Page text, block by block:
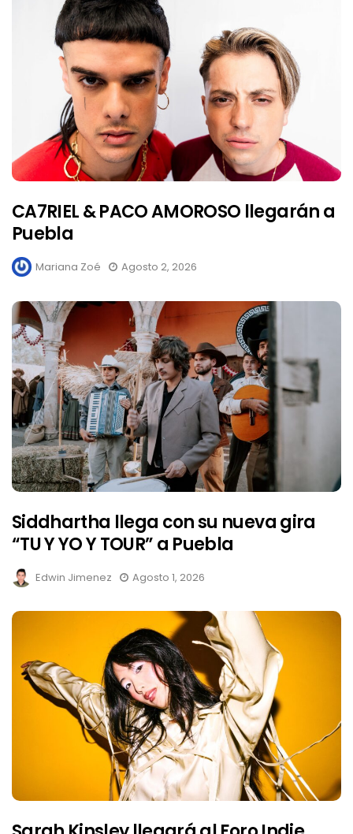
CA7RIEL & PACO AMOROSO llegarán a
Puebla
Mariana Zoé Agosto 2, 2026
Siddhartha llega con su nueva gira
“TU Y YO Y TOUR” a Puebla
Edwin Jimenez Agosto 1, 2026